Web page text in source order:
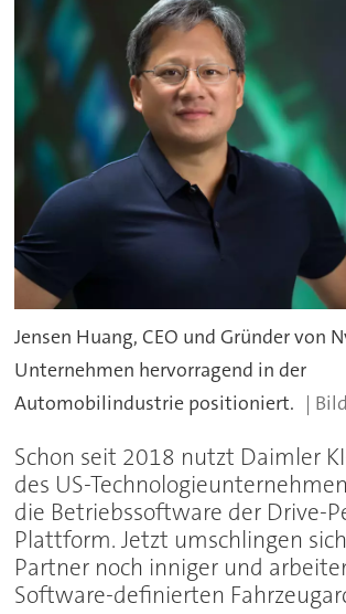
Jensen Huang, CEO und Gründer von
Unternehmen hervorragend in der
Automobilindustrie positioniert.
Schon seit 2018 nutzt Daimler
des US-
die Betriebssoftware der Drive-
Plattform. Jetzt umschlingen
Partner noch inniger und
Software-definierten